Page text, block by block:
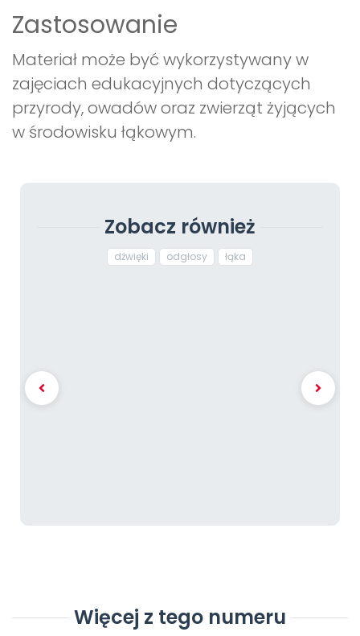
Zastosowanie
Materiał może być wykorzystywany w
zajęciach edukacyjnych dotyczących
przyrody, owadów oraz zwierząt żyjących
w środowisku łąkowym.
Zobacz również
dźwięki odgłosy łąka
Więcej z tego numeru